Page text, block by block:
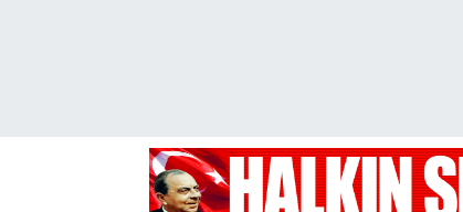
Trafik Durumu